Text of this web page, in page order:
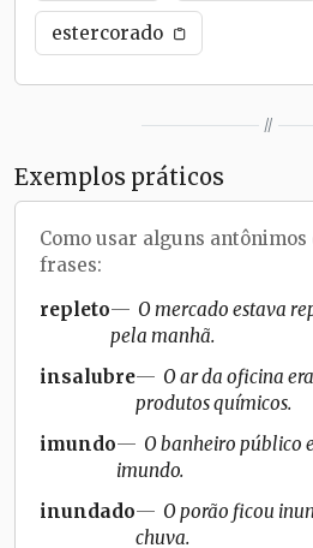
estercorado
//
Exemplos práticos
Como usar alguns antônimos
frases:
repleto
O mercado estava
pela manhã.
insalubre
O ar da oficina
produtos químicos.
imundo
O banheiro público
imundo.
inundado
O porão ficou
chuva.